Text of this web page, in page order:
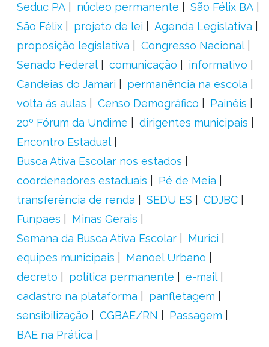
Seduc PA
núcleo permanente
São Félix BA
São Félix
projeto de lei
Agenda Legislativa
proposição legislativa
Congresso Nacional
Senado Federal
comunicação
informativo
Candeias do Jamari
permanência na escola
volta ás aulas
Censo Demográfico
Painéis
20º Fórum da Undime
dirigentes municipais
Encontro Estadual
Busca Ativa Escolar nos estados
coordenadores estaduais
Pé de Meia
transferência de renda
SEDU ES
CDJBC
Funpaes
Minas Gerais
Semana da Busca Ativa Escolar
Murici
equipes municipais
Manoel Urbano
decreto
política permanente
e-mail
cadastro na plataforma
panfletagem
sensibilização
CGBAE/RN
Passagem
BAE na Prática